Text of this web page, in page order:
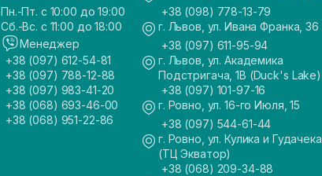
Пн.-Пт. с 10:00 до 19:00
Сб.-Вс. с 11:00 до 18:00
Менеджер
+38 (097) 612-54-81
+38 (097) 788-12-88
+38 (097) 983-41-20
+38 (068) 693-46-00
+38 (068) 951-22-86
+38 (098) 778-13-79
г. Львов, ул. Ивана Франка, 36
+38 (097) 611-95-94
г. Львов, ул. Академика
Подстригача, 1В (Duck's Lake)
+38 (097) 101-97-16
г. Ровно, ул. 16-го Июля, 15
+38 (097) 544-61-44
г. Ровно, ул. Кулика и
(ТЦ Экватор)
+38 (068) 209-34-88